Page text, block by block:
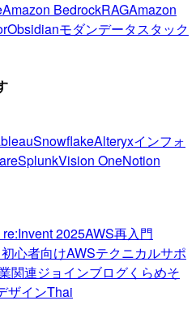
Amazon BedrockRAGAmazon
Obsidianモダンデータスタック
SnowflakeAlteryxインフォ
SplunkVision OneNotion
2025AWS再入門
初心者向けAWSテクニカルサポ
関連ジョインブログくらめそ
ザインThai